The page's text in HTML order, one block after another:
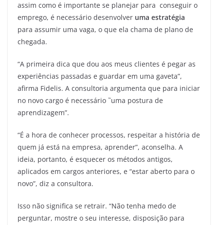
assim como é importante se planejar para conseguir o
emprego, é necessário desenvolver uma estratégia
para assumir uma vaga, o que ela chama de plano de
chegada.
“A primeira dica que dou aos meus clientes é pegar as
experiências passadas e guardar em uma gaveta”,
afirma Fidelis. A consultoria argumenta que para iniciar
no novo cargo é necessário ˜uma postura de
aprendizagem”.
“É a hora de conhecer processos, respeitar a história de
quem já está na empresa, aprender”, aconselha. A
ideia, portanto, é esquecer os métodos antigos,
aplicados em cargos anteriores, e “estar aberto para o
novo”, diz a consultora.
Isso não significa se retrair. “Não tenha medo de
perguntar, mostre o seu interesse, disposição para